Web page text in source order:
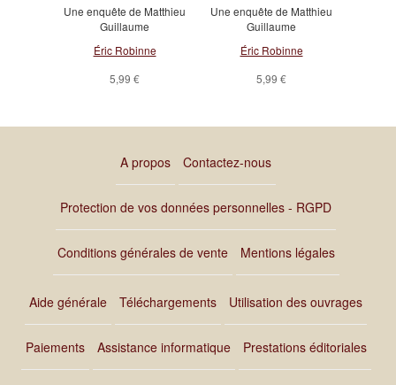
Une enquête de Matthieu
Guillaume
Éric Robinne
5,99 €
Une enquête de Matthieu
Guillaume
Éric Robinne
5,99 €
A propos Contactez-nous
Protection de vos données personnelles - RGPD
Conditions générales de vente Mentions légales
Aide générale Téléchargements Utilisation des ouvrages
Paiements Assistance informatique Prestations éditoriales